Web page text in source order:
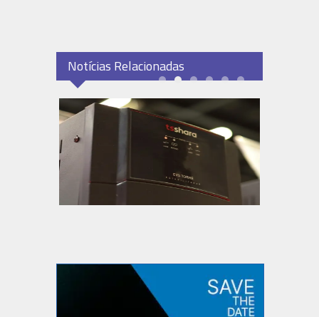
Notícias Relacionadas